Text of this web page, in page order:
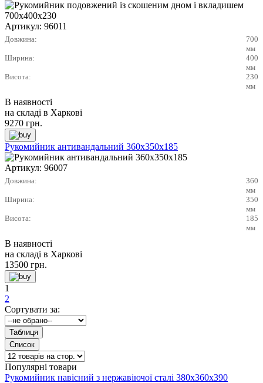
Артикул: 96011
Довжина:
700
мм
Ширина:
400
мм
Висота:
230
мм
В наявності
на складі в Харкові
9270 грн.
Рукомийник антивандальний 360х350х185
Артикул: 96007
Довжина:
360
мм
Ширина:
350
мм
Висота:
185
мм
В наявності
на складі в Харкові
13500 грн.
1
2
Сортувати за:
Популярні товари
Рукомийник навісний з нержавіючої сталі 380х360х390